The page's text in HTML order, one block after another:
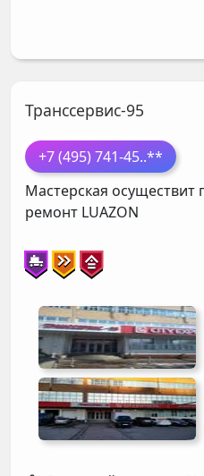
Транссервис-95
+7 (495) 741-45..**
Мастерская осуществит
ремонт LUAZON